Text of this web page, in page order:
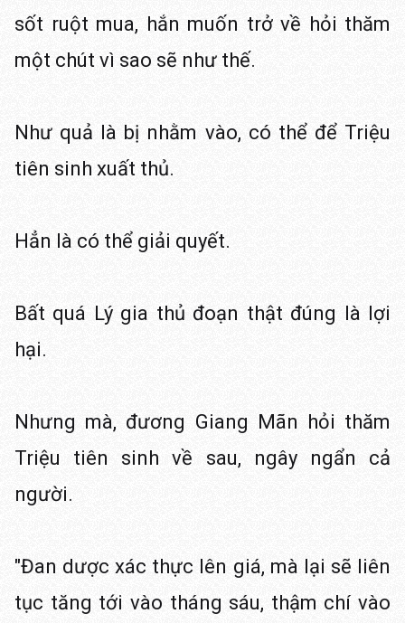
sốt ruột mua, hắn muốn trở về hỏi thăm
một chút vì sao sẽ như thế.
Như quả là bị nhằm vào, có thể để Triệu
tiên sinh xuất thủ.
Hẳn là có thể giải quyết.
Bất quá Lý gia thủ đoạn thật đúng là lợi
hại.
Nhưng mà, đương Giang Mãn hỏi thăm
Triệu tiên sinh về sau, ngây ngẩn cả
người.
"Đan dược xác thực lên giá, mà lại sẽ liên
tục tăng tới vào tháng sáu, thậm chí vào